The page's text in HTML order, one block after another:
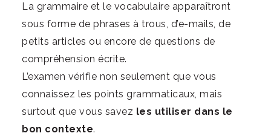
La grammaire et le vocabulaire apparaîtront
sous forme de phrases à trous, d’e-mails, de
petits articles ou encore de questions de
compréhension écrite.
L’examen vérifie non seulement que vous
connaissez les points grammaticaux, mais
surtout que vous savez les utiliser dans le
bon contexte.